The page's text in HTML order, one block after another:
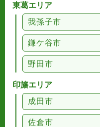
東葛エリア
我孫子市
鎌ケ谷市
野田市
印旛エリア
成田市
佐倉市